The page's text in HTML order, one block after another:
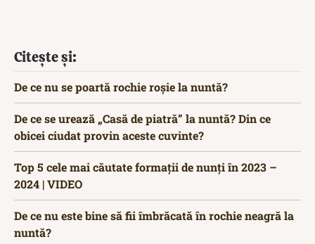
Citește și:
De ce nu se poartă rochie roșie la nuntă?
De ce se urează „Casă de piatră” la nuntă? Din ce
obicei ciudat provin aceste cuvinte?
Top 5 cele mai căutate formații de nunți în 2023 –
2024 | VIDEO
De ce nu este bine să fii îmbrăcată în rochie neagră la
nuntă?